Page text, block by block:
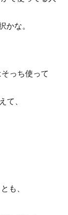
かな。
っち使って
て、
も、